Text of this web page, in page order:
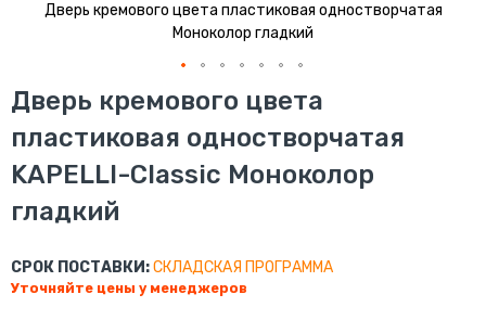
Дверь кремового цвета пластиковая одностворчатая
Моноколор гладкий
Перейти
к
началу
изображений
Дверь кремового цвета
пластиковая одностворчатая
KAPELLI-Classic Моноколор
гладкий
СРОК ПОСТАВКИ:СКЛАДСКАЯ ПРОГРАММА
Уточняйте цены у менеджеров